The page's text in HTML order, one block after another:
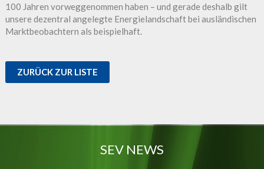
100 Jahren vorweggenommen haben – und gerade deshalb gilt
unsere dezentral angelegte Energielandschaft bei ausländischen
Marktbeobachtern als beispielhaft.
ZURÜCK ZUR LISTE
SEV NEWS